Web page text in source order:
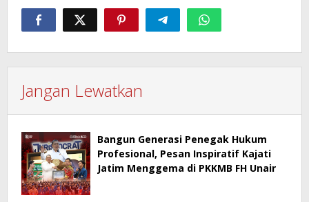
Jangan Lewatkan
Bangun Generasi Penegak Hukum
Profesional, Pesan Inspiratif Kajati
Jatim Menggema di PKKMB FH Unair